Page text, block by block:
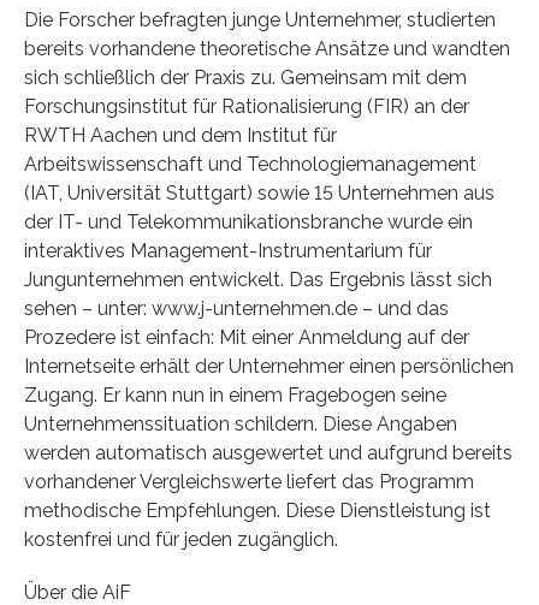
Die Forscher befragten junge Unternehmer, studierten
bereits vorhandene theoretische Ansätze und wandten
sich schließlich der Praxis zu. Gemeinsam mit dem
Forschungsinstitut für Rationalisierung (FIR) an der
RWTH Aachen und dem Institut für
Arbeitswissenschaft und Technologiemanagement
(IAT, Universität Stuttgart) sowie 15 Unternehmen aus
der IT- und Telekommunikationsbranche wurde ein
interaktives Management-Instrumentarium für
Jungunternehmen entwickelt. Das Ergebnis lässt sich
sehen – unter: www.j-unternehmen.de – und das
Prozedere ist einfach: Mit einer Anmeldung auf der
Internetseite erhält der Unternehmer einen persönlichen
Zugang. Er kann nun in einem Fragebogen seine
Unternehmenssituation schildern. Diese Angaben
werden automatisch ausgewertet und aufgrund bereits
vorhandener Vergleichswerte liefert das Programm
methodische Empfehlungen. Diese Dienstleistung ist
kostenfrei und für jeden zugänglich.
Über die AiF